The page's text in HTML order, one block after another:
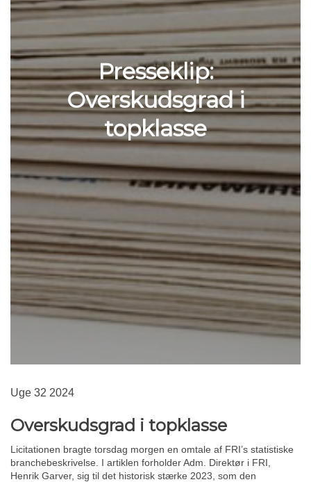
Presseklip:
Overskudsgrad i
topklasse
Uge 32 2024
Overskudsgrad i topklasse
Licitationen bragte torsdag morgen en omtale af FRI’s statistiske
branchebeskrivelse. I artiklen forholder Adm. Direktør i FRI,
Henrik Garver, sig til det historisk stærke 2023, som den